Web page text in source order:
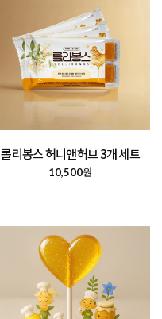
롤리봉스 허니앤허브 3개 세트
10,500원